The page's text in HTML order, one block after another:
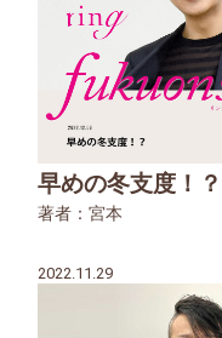
早めの冬支度！？
著者：宮本
2022.11.29